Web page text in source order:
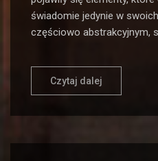
świadomie jedynie w
częściowo abstrakcyjnym,
Czytaj dalej